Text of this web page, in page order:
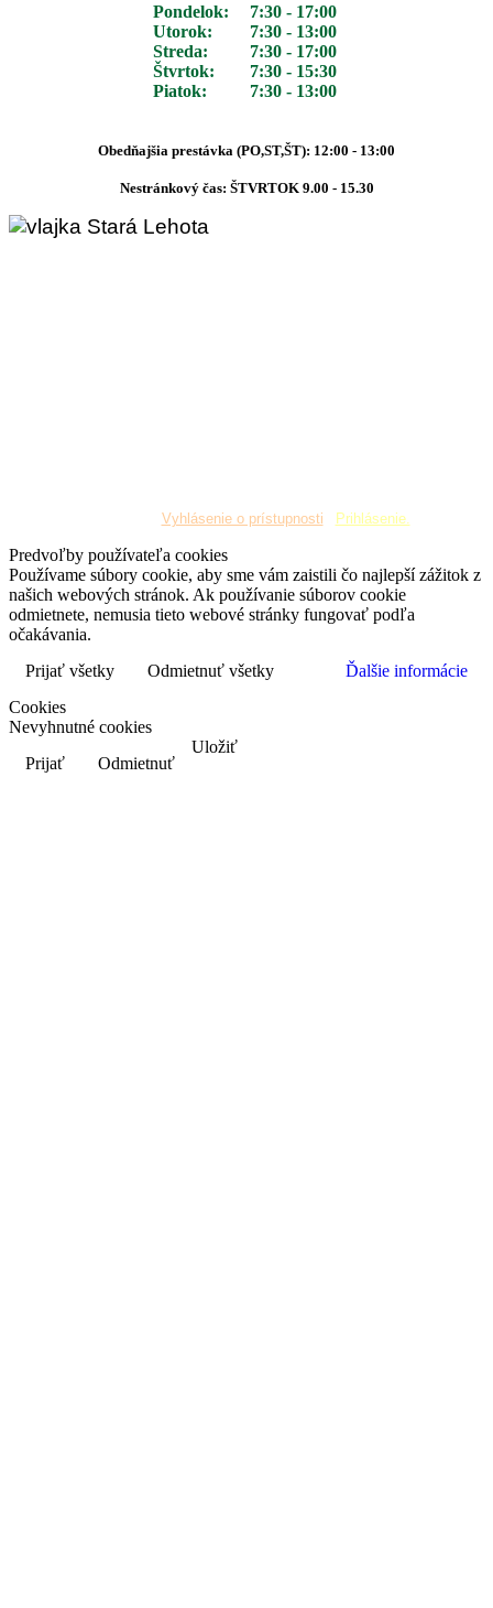
Pondelok:
Utorok:
Streda:
Štvrtok:
Piatok:
7:30 - 17:00
7:30 - 13:00
7:30 - 17:00
7:30 - 15:30
7:30 - 13:00
Obedňajšia prestávka (PO,ST,ŠT): 12:00 - 13:00
Nestránkový čas: ŠTVRTOK 9.00 - 15.30
Vyhlásenie o prístupnosti Prihlásenie.
Predvoľby používateľa cookies
Používame súbory cookie, aby sme vám zaistili čo najlepší zážitok z
našich webových stránok. Ak používanie súborov cookie
odmietnete, nemusia tieto webové stránky fungovať podľa
očakávania.
Prijať všetky
Odmietnuť všetky
Ďalšie informácie
Cookies
Nevyhnutné cookies
Prijať
Odmietnuť
Uložiť